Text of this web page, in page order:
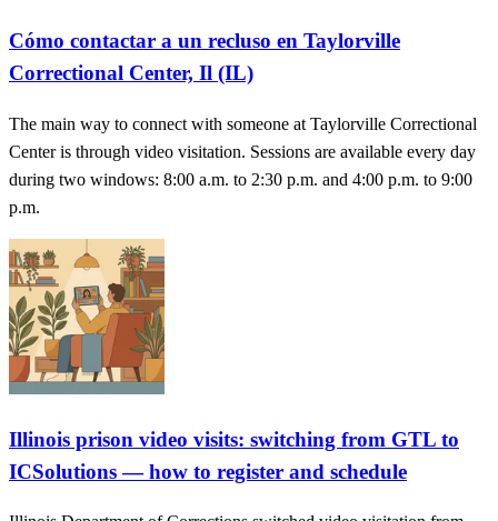
Cómo contactar a un recluso en Taylorville
Correctional Center, Il (IL)
The main way to connect with someone at Taylorville Correctional
Center is through video visitation. Sessions are available every day
during two windows: 8:00 a.m. to 2:30 p.m. and 4:00 p.m. to 9:00
p.m.
Illinois prison video visits: switching from GTL to
ICSolutions — how to register and schedule